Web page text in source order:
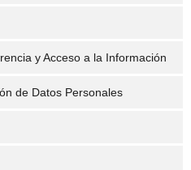
y Acceso a la Información
de Datos Personales